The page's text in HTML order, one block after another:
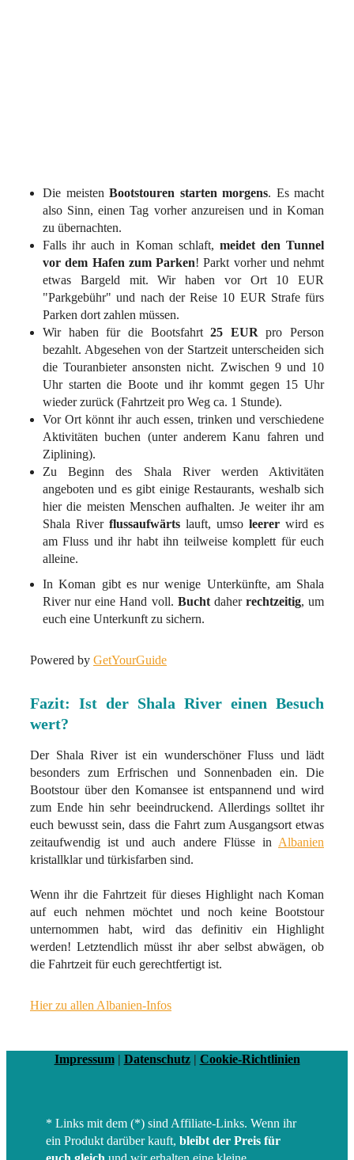
Die meisten Bootstouren starten morgens. Es macht
also Sinn, einen Tag vorher anzureisen und in Koman
zu übernachten.
Falls ihr auch in Koman schlaft, meidet den Tunnel
vor dem Hafen zum Parken! Parkt vorher und nehmt
etwas Bargeld mit. Wir haben vor Ort 10 EUR
"Parkgebühr" und nach der Reise 10 EUR Strafe fürs
Parken dort zahlen müssen.
Wir haben für die Bootsfahrt25 EUR pro Person
bezahlt. Abgesehen von der Startzeit unterscheiden sich
die Touranbieter ansonsten nicht. Zwischen 9 und 10
Uhr starten die Boote und ihr kommt gegen 15 Uhr
wieder zurück (Fahrtzeit pro Weg ca. 1 Stunde).
Vor Ort könnt ihr auch essen, trinken und verschiedene
Aktivitäten buchen (unter anderem Kanu fahren und
Ziplining).
Zu Beginn des Shala River werden Aktivitäten
angeboten und es gibt einige Restaurants, weshalb sich
hier die meisten Menschen aufhalten. Je weiter ihr am
Shala River flussaufwärts lauft, umso leerer wird es
am Fluss und ihr habt ihn teilweise komplett für euch
alleine.
In Koman gibt es nur wenige Unterkünfte, am Shala
River nur eine Hand voll. Buchtdaher rechtzeitig, um
euch eine Unterkunft zu sichern.
Powered by GetYourGuide
Fazit: Ist der Shala River einen Besuch
wert?
Der Shala River ist ein wunderschöner Fluss und lädt
besonders zum Erfrischen und Sonnenbaden ein. Die
Bootstour über den Komansee ist entspannend und wird
zum Ende hin sehr beeindruckend. Allerdings solltet ihr
euch bewusst sein, dass die Fahrt zum Ausgangsort etwas
zeitaufwendig ist und auch andere Flüsse in Albanien
kristallklar und türkisfarben sind.
Wenn ihr die Fahrtzeit für dieses Highlight nach Koman
auf euch nehmen möchtet und noch keine Bootstour
unternommen habt, wird das definitiv ein Highlight
werden! Letztendlich müsst ihr aber selbst abwägen, ob
die Fahrtzeit für euch gerechtfertigt ist.
Hier zu allen Albanien-Infos
Impressum| Datenschutz| Cookie-Richtlinien
* Links mit dem (*) sind Affiliate-Links. Wenn ihr
ein Produkt darüber kauft, bleibt der Preis für